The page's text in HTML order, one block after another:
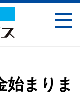
始まりま